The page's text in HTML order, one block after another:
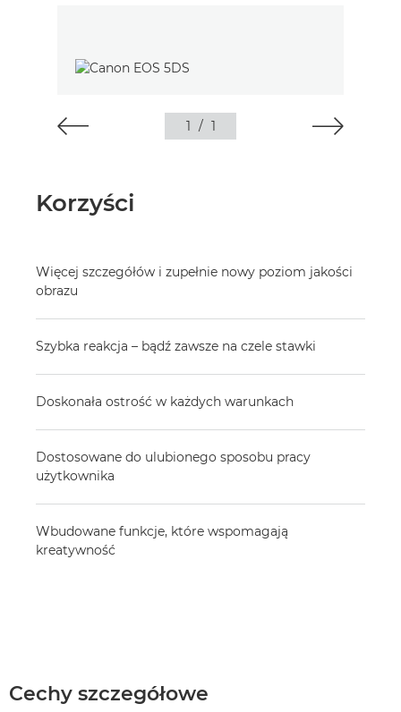
1 / 1
Korzyści
Więcej szczegółów i zupełnie nowy poziom jakości
obrazu
Szybka reakcja – bądź zawsze na czele stawki
Doskonała ostrość w każdych warunkach
Dostosowane do ulubionego sposobu pracy
użytkownika
Wbudowane funkcje, które wspomagają
kreatywność
Cechy szczegółowe